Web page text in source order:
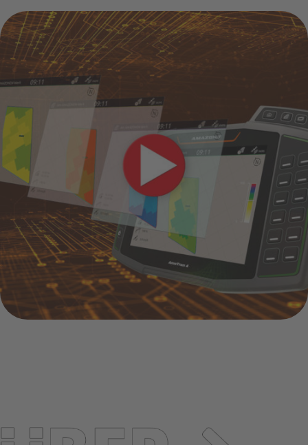
75 jahre sätechnik bei amazone